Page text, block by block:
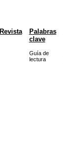
Revista
Palabras
clave
Guía de
lectura